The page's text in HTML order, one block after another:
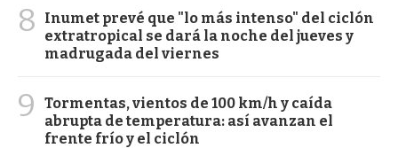
8
Inumet prevé que "lo más intenso" del ciclón
extratropical se dará la noche del jueves y
madrugada del viernes
9
Tormentas, vientos de 100 km/h y caída
abrupta de temperatura: así avanzan el
frente frío y el ciclón